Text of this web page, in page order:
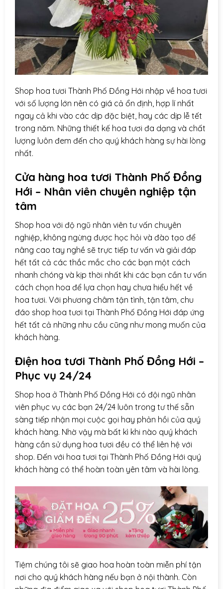
Shop hoa tươi Thành Phố Đồng Hới nhập về hoa tươi
với số lượng lớn nên có giá cả ổn định, hợp lí nhất
ngay cả khi vào các dịp đặc biệt, hay các dịp lễ tết
trong năm. Những thiết kế hoa tươi đa dạng và chất
lượng luôn đem đến cho quý khách hàng sự hài lòng
nhất.
Cửa hàng hoa tươi Thành Phố Đồng
Hới – Nhân viên chuyên nghiệp tận
tâm
Shop hoa với độ ngũ nhân viên tư vấn chuyên
nghiệp, không ngừng được học hỏi và đào tạo để
nâng cao tay nghề sẽ trực tiếp tư vấn và giải đáp
hết tất cả các thắc mắc cho các bạn một cách
nhanh chóng và kịp thời nhất khi các bạn cần tư vấn
cách chọn hoa để lựa chọn hay chưa hiểu hết về
hoa tươi. Với phương châm tận tình, tận tâm, chu
đáo shop hoa tươi tại Thành Phố Đồng Hới đáp ứng
hết tất cả những nhu cầu cũng như mong muốn của
khách hàng.
Điện hoa tươi Thành Phố Đồng Hới –
Phục vụ 24/24
Shop hoa ở Thành Phố Đồng Hới có đội ngũ nhân
viên phục vụ các bạn 24/24 luôn trong tư thế sẵn
sàng tiếp nhận mọi cuộc gọi hay phản hồi của quý
khách hàng. Nhờ vậy mà bất kì khi nào quý khách
hàng cần sử dụng hoa tươi đều có thể liên hệ với
shop. Đến với hoa tươi tại Thành Phố Đồng Hới quý
khách hàng có thể hoàn toàn yên tâm và hài lòng.
Tiệm chúng tôi sẽ giao hoa hoàn toàn miễn phí tận
nơi cho quý khách hàng nếu bạn ở nội thành. Còn